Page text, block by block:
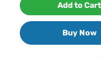
Add to Cart
Buy Now